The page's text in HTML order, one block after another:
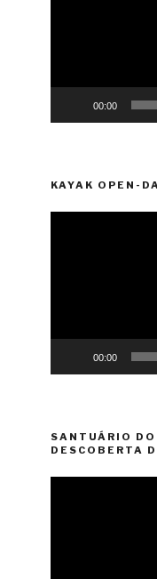
00:00
KAYAK OPEN-
00:00
SANTUÁRIO
DESCOBERTA